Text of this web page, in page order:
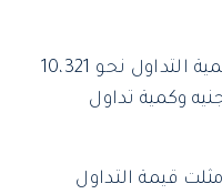
وبلغ إجمالى قيمة التداول خلال الأسبوع المنتهي نحو 374 مليار جنيه في حين بلغت كمية التداول نحو 10،321
عملية، مقارنة بإجمالي قيمة تداول قدرها 453.6 مليار جنيه وكمية تداول
حين مثلت قيمة التداول